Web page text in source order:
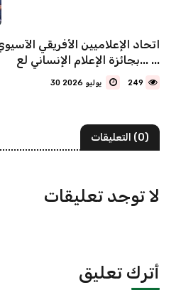
اتحاد الإعلاميين الأفريقي
بجائزة الإعلام الإنساني لع... ...
249
(0) التعليقات
لا توجد تعليقات
أترك تعليق